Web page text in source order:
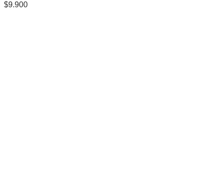
$9.900